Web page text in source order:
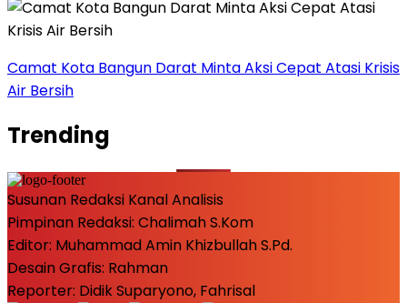
Camat Kota Bangun Darat Minta Aksi Cepat Atasi Krisis
Air Bersih
Trending
Susunan Redaksi Kanal Analisis
Pimpinan Redaksi: Chalimah S.Kom
Editor: Muhammad Amin Khizbullah S.Pd.
Desain Grafis: Rahman
Reporter: Didik Suparyono, Fahrisal